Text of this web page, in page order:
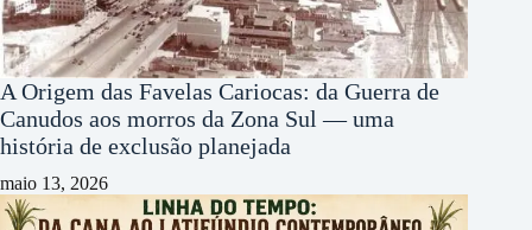
A Origem das Favelas Cariocas: da Guerra de
Canudos aos morros da Zona Sul — uma
história de exclusão planejada
maio 13, 2026